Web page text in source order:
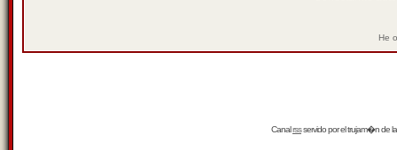
He
Canalrssservido por eltrujam�nde